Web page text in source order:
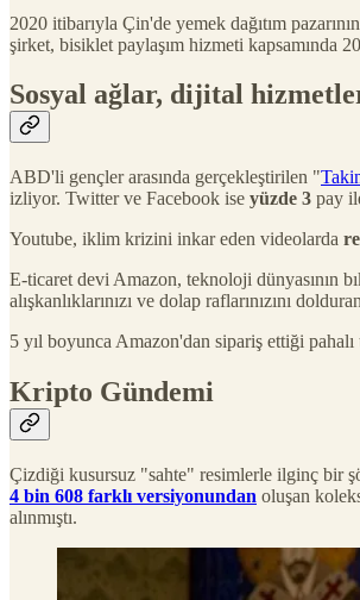
2020 itibarıyla Çin'de yemek dağıtım pazarının
şirket, bisiklet paylaşım hizmeti kapsamında
Sosyal ağlar, dijital
ABD'li gençler arasında gerçekleştirilen "
izliyor. Twitter ve Facebook ise yüzde 3 pay
Youtube, iklim krizini inkar eden videolarda
E-ticaret devi Amazon, teknoloji dünyasının
alışkanlıklarınızı ve dolap raflarınızını
5 yıl boyunca Amazon'dan sipariş ettiği
Kripto Gündemi
Çizdiği kusursuz "sahte" resimlerle ilginç bir
4 bin 608 farklı versiyonundan oluşan
alınmıştı.